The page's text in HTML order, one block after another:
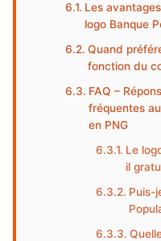
Les
logo Banque
Quand
fonction du
FAQ –
fréquentes
en PNG
Le
il
Puis-